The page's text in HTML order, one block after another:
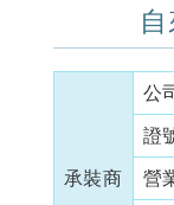
承裝商
公
證
營